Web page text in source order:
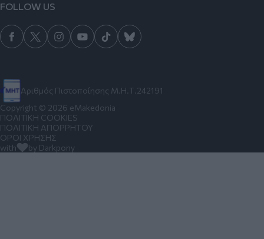
Αριθμός Πιστοποίησης Μ.Η.Τ.242191
FOLLOW US
Copyright © 2026 eMakedonia
ΠΟΛΙΤΙΚΗ COOKIES
ΠΟΛΙΤΙΚΗ ΑΠΟΡΡΗΤΟΥ
ΟΡΟΙ ΧΡΗΣΗΣ
with
by Darkpony